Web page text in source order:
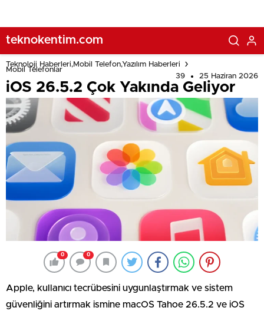
teknokentim.com
Teknoloji Haberleri,Mobil Telefon,Yazılım Haberleri
Mobil Telefonlar
39
25 Haziran 2026
iOS 26.5.2 Çok Yakında Geliyor
0 0
Apple, kullanıcı tecrübesini uygunlaştırmak ve sistem
güvenliğini artırmak ismine macOS Tahoe 26.5.2 ve iOS